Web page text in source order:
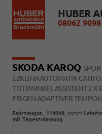
08062
SKODA KAROQ
2ZKLIMAAUTOMATIK
TOTEWINKEL ASSISTENT 2 X
FELGEN ADAPTIVER
Fahrzeugnr.: 114048 sofort
mit Tageszulassung